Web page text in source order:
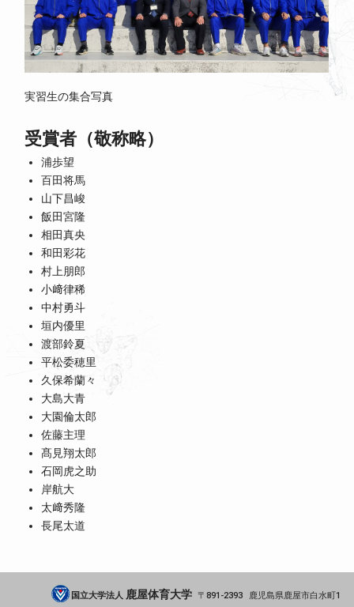
実習生の集合写真
受賞者（敬称略）
浦歩望
百田将馬
山下昌峻
飯田宮隆
相田真央
和田彩花
村上朋郎
小﨑律稀
中村勇斗
垣内優里
渡部鈴夏
平松委穂里
久保希蘭々
大島大青
大園倫太郎
佐藤主理
髙見翔太郎
石岡虎之助
岸航大
太﨑秀隆
長尾太道
国立大学法人 鹿屋体育大学 891-2393 鹿児島県鹿屋市白水町1